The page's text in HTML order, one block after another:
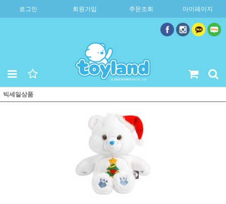
로그인 회원가입 주문조회 마이페이지
빅세일상품